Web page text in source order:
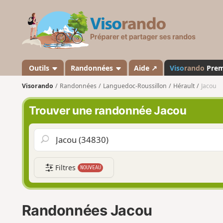
s
a
n
d
o
Outils Randonnées Aide ↗ Visorando
Visorando Randonnées Languedoc-Roussillon Hérault Jacou
Trouver une randonnée Jacou
Filtres NOUVEAU
Randonnées Jacou